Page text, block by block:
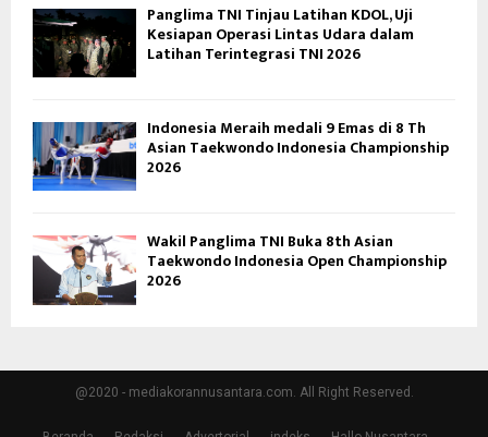
Panglima TNI Tinjau Latihan KDOL, Uji
Kesiapan Operasi Lintas Udara dalam
Latihan Terintegrasi TNI 2026
Indonesia Meraih medali 9 Emas di 8 Th
Asian Taekwondo Indonesia Championship
2026
Wakil Panglima TNI Buka 8th Asian
Taekwondo Indonesia Open Championship
2026
@2020 - mediakorannusantara.com. All Right Reserved.